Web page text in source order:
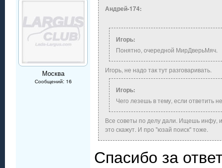
Москва
Сообщений: 16
Андрей-174:
Игорь:
Понятно, очередной МирДверьМяч.
Игорь, не надо так тут разговаривать.
Игорь:
Чего лезешь в тему, если ответить
Все советы по делу дали. Ищешь инфу,
это скажут. И про "юзай поиск" тоже.
Спасибо за